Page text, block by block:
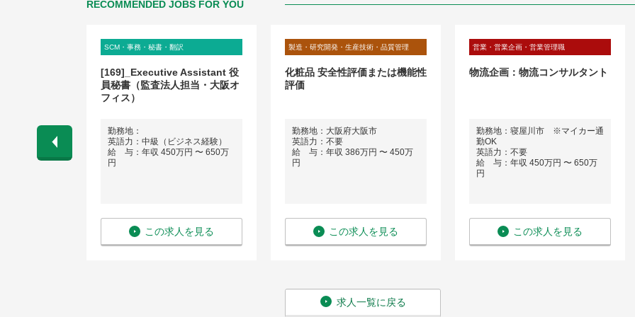
RECOMMENDED JOBS FOR YOU
名古屋、四
〜 1,100
SCM・事務・秘書・翻訳
[169]_Executive Assistant 役
員秘書（監査法人担当・大阪オ
フィス）
勤務地：
英語力：中級（ビジネス経験）
給 与：年収 450万円 〜 650万
円
この求人を見る
製造・研究開発・生産技術・品質管理
化粧品 安全性評価または機能性
評価
勤務地：大阪府大阪市
英語力：不要
給 与：年収 386万円 〜 450万
円
この求人を見る
営業・営業企画・営業管理職
物流企画：物流コンサルタント
勤務地：寝屋川市 ※マイカー通
勤OK
英語力：不要
給 与：年収 450万円 〜 650万
円
この求人を見る
求人一覧に戻る